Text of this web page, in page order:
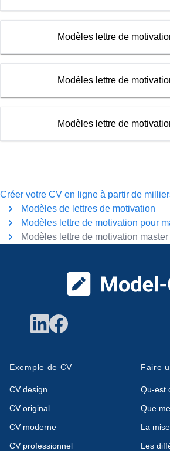
Modèles lettre de
Modèles lettre de
Modèles lettre de
Créer votre CV en ligne à partir de
Modèles de lettres de motivation
Modèles lettre de motivation pour
Modèles lettre de motivation
Exemple de CV
CV design
CV original
CV moderne
CV professionnel
Faire
Qu-est
Que
La
Les